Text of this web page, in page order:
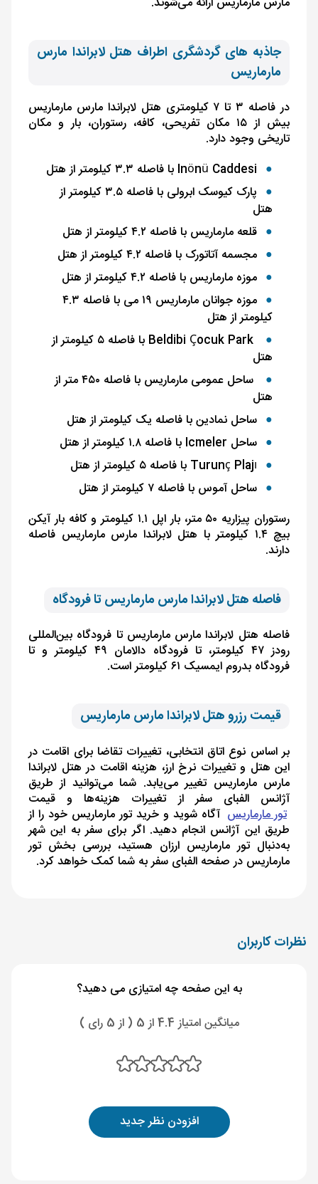
جاذبه های گردشگری اطراف هتل لابراندا مارس
مارماریس
در فاصله ۳ تا ۷ کیلومتری هتل لابراندا مارس مارماریس
بیش از ۱۵ مکان تفریحی، کافه، رستوران، بار و مکان
تاریخی وجود دارد.
Inönü Caddesi با فاصله ۳.۳ کیلومتر از هتل
پارک کیوسک ابرولی با فاصله ۳.۵ کیلومتر از
هتل
قلعه مارماریس با فاصله ۴.۲ کیلومتر از هتل
مجسمه آتاتورک با فاصله ۴.۲ کیلومتر از هتل
موزه مارماریس با فاصله ۴.۲ کیلومتر از هتل
موزه جوانان مارماریس ۱۹ می با فاصله ۴.۳
کیلومتر از هتل
Beldibi Çocuk Park
با فاصله ۵ کیلومتر از
هتل
ساحل عمومی مارماریس با فاصله ۴۵۰ متر از
هتل
ساحل نمادین با فاصله یک کیلومتر از هتل
ساحل Icmeler با فاصله ۱.۸ کیلومتر از هتل
Turunç Plajı با فاصله ۵ کیلومتر از هتل
ساحل آموس با فاصله ۷ کیلومتر از هتل
رستوران پیزاریه ۵۰ متر، بار اپل ۱.۱ کیلومتر و کافه بار آیکن
بیچ ۱.۴ کیلومتر با هتل لابراندا مارس مارماریس فاصله
دارند.
فاصله هتل لابراندا مارس مارماریس تا فرودگاه
فاصله هتل لابراندا مارس مارماریس تا فرودگاه بین‌المللی
رودز ۴۷ کیلومتر، تا فرودگاه دالامان ۴۹ کیلومتر و تا
فرودگاه بدروم ایمسیک ۶۱ کیلومتر است.
قیمت رزرو هتل لابراندا مارس مارماریس
بر اساس نوع اتاق انتخابی، تغییرات تقاضا برای اقامت در
این هتل و تغییرات نرخ ارز، هزینه اقامت در هتل لابراندا
مارس مارماریس تغییر می‌یابد. شما می‌توانید از طریق
آژانس الفبای سفر از تغییرات هزینه‌ها و قیمت
تور مارماریس آگاه شوید و خرید تور مارماریس خود را از
طریق این آژانس انجام دهید. اگر برای سفر به این شهر
به‌دنبال تور مارماریس ارزان هستید، بررسی بخش تور
مارماریس در صفحه الفبای سفر به شما کمک خواهد کرد.
نظرات کاربران
به این صفحه چه امتیازی می دهید؟
میانگین امتیاز 4.4 از 5 ( از 5 رای )
افزودن نظر جدید